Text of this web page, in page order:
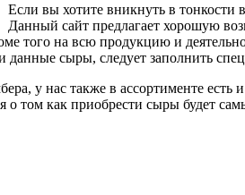
Если вы хотите вникнуть в тонкости
Данный сайт предлагает хорошую
того на всю продукцию и
данные сыры, следует заполнить
у нас также в ассортименте
о том как приобрести сыры будет